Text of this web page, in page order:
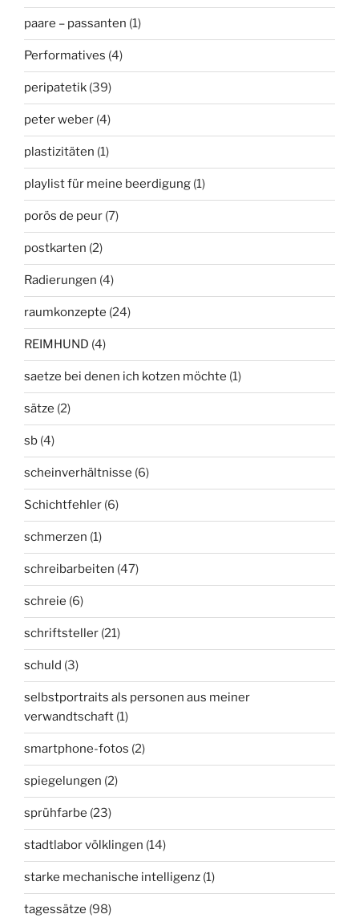
paare – passanten (1)
Performatives (4)
peripatetik (39)
peter weber (4)
plastizitäten (1)
playlist für meine beerdigung (1)
porös de peur (7)
postkarten (2)
Radierungen (4)
raumkonzepte (24)
REIMHUND (4)
saetze bei denen ich kotzen möchte (1)
sätze (2)
sb (4)
scheinverhältnisse (6)
Schichtfehler (6)
schmerzen (1)
schreibarbeiten (47)
schreie (6)
schriftsteller (21)
schuld (3)
selbstportraits als personen aus meiner
verwandtschaft (1)
smartphone-fotos (2)
spiegelungen (2)
sprühfarbe (23)
stadtlabor völklingen (14)
starke mechanische intelligenz (1)
tagessätze (98)